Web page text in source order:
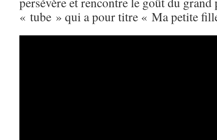
« tube » qui a pour titre « Ma petite